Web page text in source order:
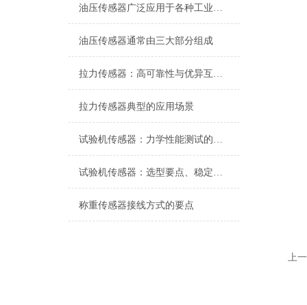
油压传感器广泛应用于各种工业自控环境
油压传感器通常由三大部分组成
拉力传感器：高可靠性与优异互换性的技术解析
拉力传感器典型的应用场景
试验机传感器：力学性能测试的核心组件解析
试验机传感器：选型要点、稳定性及分类详解
称重传感器接线方式的要点
上